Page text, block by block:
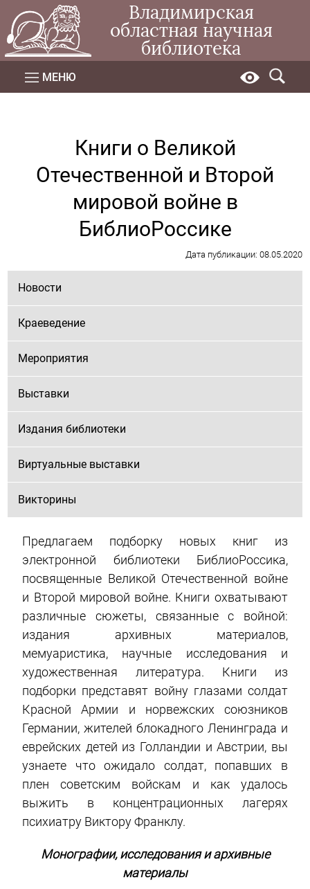
Владимирская
областная научная
библиотека
МЕНЮ
Книги о Великой
Отечественной и Второй
мировой войне в
БиблиоРоссике
Дата публикации: 08.05.2020
Новости
Краеведение
Мероприятия
Выставки
Издания библиотеки
Виртуальные выставки
Викторины
Предлагаем подборку новых книг из
электронной библиотеки БиблиоРоссика,
посвященные Великой Отечественной войне
и Второй мировой войне. Книги охватывают
различные сюжеты, связанные с войной:
издания архивных материалов,
мемуаристика, научные исследования и
художественная литература. Книги из
подборки представят войну глазами солдат
Красной Армии и норвежских союзников
Германии, жителей блокадного Ленинграда и
еврейских детей из Голландии и Австрии, вы
узнаете что ожидало солдат, попавших в
плен советским войскам и как удалось
выжить в концентрационных лагерях
психиатру Виктору Франклу.
Монографии, исследования и архивные
материалы